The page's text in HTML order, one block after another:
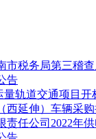
客运造型公交公
市税务局第三稽
告
轨道交通项目开
西延伸）车辆采
责任公司2022年